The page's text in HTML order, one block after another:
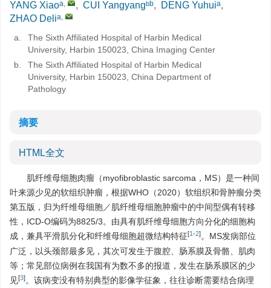
YANG Xiaoa, , CUI Yangyangᵇb, DENG Yuhuia,
ZHAO Delia,
a.
The Sixth Affiliated Hospital of Harbin Medical
University, Harbin 150023, China Imaging Center
b.
The Sixth Affiliated Hospital of Harbin Medical
University, Harbin 150023, China Department of
Pathology
摘要
HTML全文
肌纤维母细胞肉瘤（myofibroblastic sarcoma，MS）是一种间
叶来源少见的软组织肿瘤，根据WHO（2020）软组织和骨肿瘤分类
第五版，归为纤维母细胞／肌纤维母细胞肿瘤中的中间型偶有转移
性，ICD-O编码为8825/3。由具有肌纤维母细胞方向分化的细胞构
成，兼具平滑肌分化和纤维母细胞超微结构特征[1-2]。MS发病部位
广泛，以头颈部最多见，其次可发生于腹腔、肠系膜及骨骼、肌肉
等；常见部位病例在我国有为数不多的报道，发生在肠系膜区的少
见[3]。该病变没有特别典型的影像学征象，往往诊断需要结合病理